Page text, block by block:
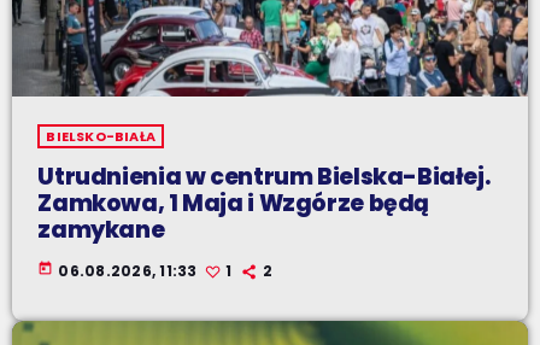
BIELSKO-BIAŁA
Utrudnienia w centrum Bielska-Białej.
Zamkowa, 1 Maja i Wzgórze będą
zamykane
today 06.08.2026, 11:33 1 2